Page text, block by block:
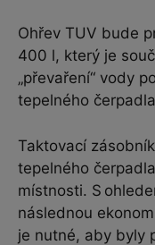
Ohřev TUV bude
400 l, který je
„převaření“ vody
tepelného
Taktovací
tepelného
místnosti. S
následnou
je nutné, aby byly